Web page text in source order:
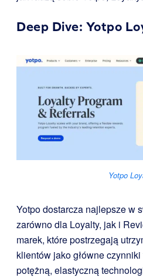
Deep Dive: Yotpo
Yotpo
Yotpo dostarcza najlepsze w
zarówno dla Loyalty, jak i
marek, które postrzegają
klientów jako główne
potężną, elastyczną